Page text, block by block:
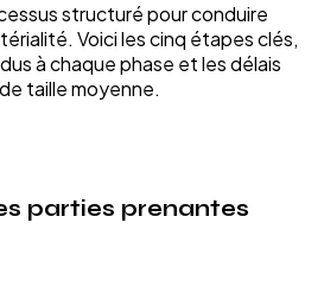
structuré pour conduire
Voici les cinq étapes clés,
à chaque phase et les délais
taille moyenne.
parties prenantes